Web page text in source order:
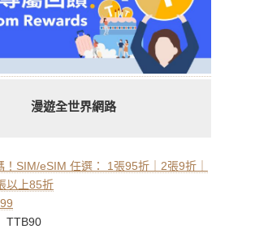
漫遊全世界網路
！SIM/eSIM 任選： 1張95折｜2張9折｜
以上85折
TTB90